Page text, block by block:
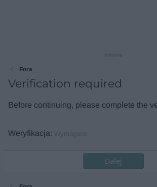
Fora
Verification required
Before continuing, please complete the
Weryfikacja Wymagane
Dalej